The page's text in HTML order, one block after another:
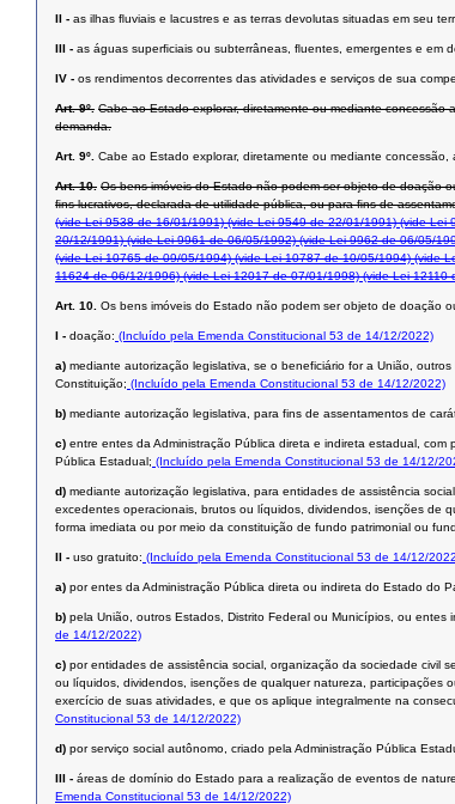
II - as ilhas ﬂuviais e lacustres e as terras devolutas situadas em seu
III - as águas superﬁciais ou subterrâneas, ﬂuentes, emergentes e em
IV - os rendimentos decorrentes das atividades e serviços de sua
Art. 9º. Cabe ao Estado explorar, diretamente ou mediante
demanda.
Art. 9º. Cabe ao Estado explorar, diretamente ou mediante
Art. 10. Os bens imóveis do Estado não podem ser objeto de doação
ﬁns lucrativos, declarada de utilidade pública, ou para ﬁns de
(vide Lei 9538 de 16/01/1991)(vide Lei 9549 de 22/01/1991)(vide Lei
20/12/1991)(vide Lei 9961 de 06/05/1992)(vide Lei 9962 de 06/05/
(vide Lei 10765 de 09/05/1994)(vide Lei 10787 de 10/05/1994)(vide
11624 de 06/12/1996)(vide Lei 12017 de 07/01/1998)(vide Lei 12110
Art. 10. Os bens imóveis do Estado não podem ser objeto de doação
I - doação: (Incluído pela Emenda Constitucional 53 de 14/12/2022)
a) mediante autorização legislativa, se o beneficiário for a União,
Constituição; (Incluído pela Emenda Constitucional 53 de 14/12/2022)
b) mediante autorização legislativa, para fins de assentamentos de
c) entre entes da Administração Pública direta e indireta estadual,
Pública Estadual; (Incluído pela Emenda Constitucional 53 de 14/12/
d) mediante autorização legislativa, para entidades de assistência
excedentes operacionais, brutos ou líquidos, dividendos, isenções de
forma imediata ou por meio da constituição de fundo patrimonial ou
II - uso gratuito: (Incluído pela Emenda Constitucional 53 de 14/12/
a) por entes da Administração Pública direta ou indireta do Estado do
b) pela União, outros Estados, Distrito Federal ou Municípios, ou
de 14/12/2022)
c) por entidades de assistência social, organização da sociedade civil
ou líquidos, dividendos, isenções de qualquer natureza, participações
exercício de suas atividades, e que os aplique integralmente na
Constitucional 53 de 14/12/2022)
d) por serviço social autônomo, criado pela Administração Pública
III - áreas de domínio do Estado para a realização de eventos de
Emenda Constitucional 53 de 14/12/2022)